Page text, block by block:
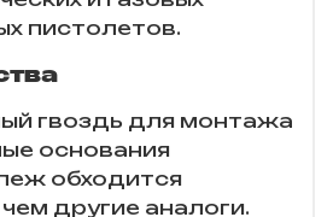
пистолетов.
гвоздь для монтажа
основания
обходится
другие аналоги.